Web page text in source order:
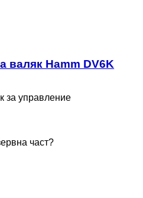
валяк Hamm DV6K
за управление
част?